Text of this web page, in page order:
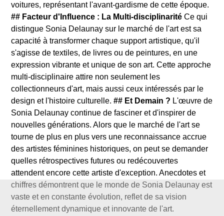
voitures, représentant l'avant-gardisme de cette époque.
## Facteur d'Influence : La Multi-disciplinarité Ce qui
distingue Sonia Delaunay sur le marché de l'art est sa
capacité à transformer chaque support artistique, qu'il
s'agisse de textiles, de livres ou de peintures, en une
expression vibrante et unique de son art. Cette approche
multi-disciplinaire attire non seulement les
collectionneurs d'art, mais aussi ceux intéressés par le
design et l'histoire culturelle.## Et Demain ? L'œuvre de
Sonia Delaunay continue de fasciner et d'inspirer de
nouvelles générations. Alors que le marché de l'art se
tourne de plus en plus vers une reconnaissance accrue
des artistes féminines historiques, on peut se demander
quelles rétrospectives futures ou redécouvertes
attendent encore cette artiste d'exception. Anecdotes et
chiffres démontrent que le monde de Sonia Delaunay est
vaste et en constante évolution, reflet de sa vision
éternellement dynamique et innovante de l'art.